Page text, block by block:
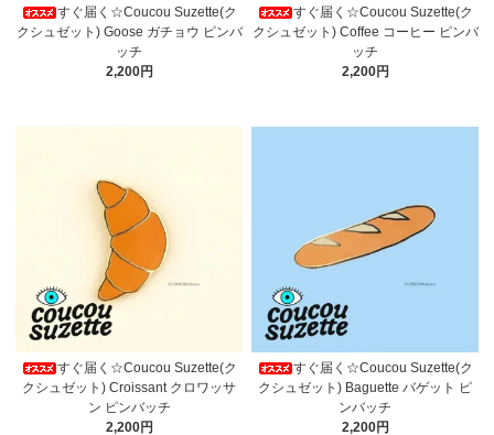
すぐ届く☆Coucou Suzette(ク
クシュゼット) Goose ガチョウ ピンバ
ッチ
2,200円
すぐ届く☆Coucou Suzette(ク
クシュゼット) Coffee コーヒー ピンバ
ッチ
2,200円
すぐ届く☆Coucou Suzette(ク
クシュゼット) Croissant クロワッサ
ン ピンバッチ
2,200円
すぐ届く☆Coucou Suzette(ク
クシュゼット) Baguette バゲット ピ
ンバッチ
2,200円